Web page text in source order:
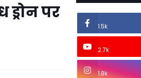
ड्रोन पर
1.5k
2.7k
1.8k